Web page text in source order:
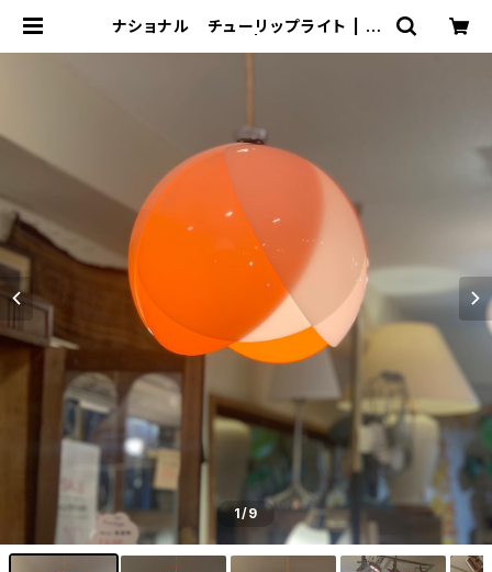
ナショナル チューリップライト | ト
1/9